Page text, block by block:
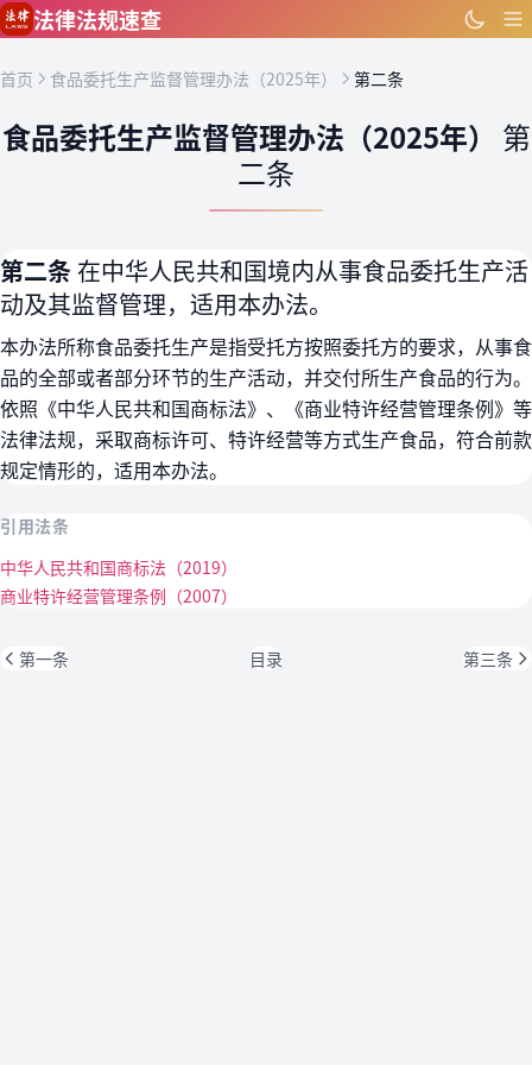
跳到主要内容
法律法规速查
首页 食品委托生产监督管理办法（2025年） 第二条
食品委托生产监督管理办法（2025年） 第
二条
第二条 在中华人民共和国境内从事食品委托生产活
动及其监督管理，适用本办法。
本办法所称食品委托生产是指受托方按照委托方的要求，从事食
品的全部或者部分环节的生产活动，并交付所生产食品的行为。
依照《中华人民共和国商标法》、《商业特许经营管理条例》等
法律法规，采取商标许可、特许经营等方式生产食品，符合前款
规定情形的，适用本办法。
引用法条
中华人民共和国商标法（2019）
商业特许经营管理条例（2007）
第一条 目录 第三条